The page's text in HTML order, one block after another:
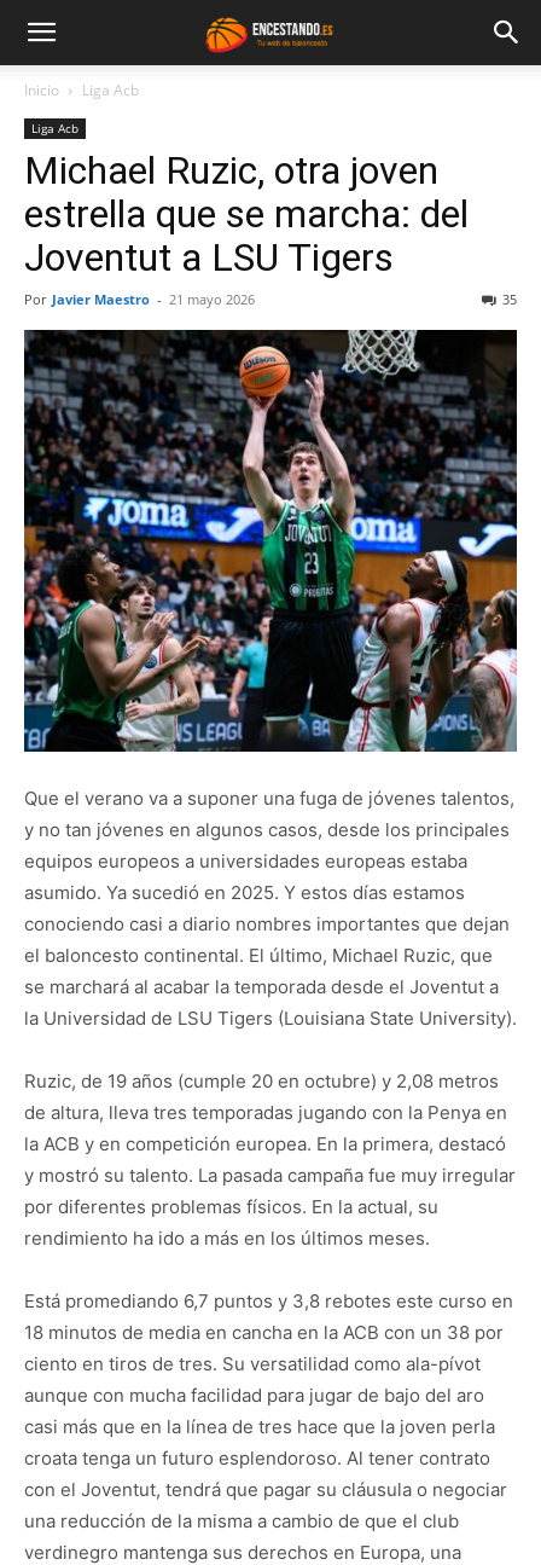
Inicio Liga Acb
Liga Acb
Michael Ruzic, otra joven
estrella que se marcha: del
Joventut a LSU Tigers
Por Javier Maestro - 21 mayo 2026 35
Que el verano va a suponer una fuga de jóvenes talentos,
y no tan jóvenes en algunos casos, desde los principales
equipos europeos a universidades europeas estaba
asumido. Ya sucedió en 2025. Y estos días estamos
conociendo casi a diario nombres importantes que dejan
el baloncesto continental. El último, Michael Ruzic, que
se marchará al acabar la temporada desde el Joventut a
la Universidad de LSU Tigers (Louisiana State University).
Ruzic, de 19 años (cumple 20 en octubre) y 2,08 metros
de altura, lleva tres temporadas jugando con la Penya en
la ACB y en competición europea. En la primera, destacó
y mostró su talento. La pasada campaña fue muy irregular
por diferentes problemas físicos. En la actual, su
rendimiento ha ido a más en los últimos meses.
Está promediando 6,7 puntos y 3,8 rebotes este curso en
18 minutos de media en cancha en la ACB con un 38 por
ciento en tiros de tres. Su versatilidad como ala-pívot
aunque con mucha facilidad para jugar de bajo del aro
casi más que en la línea de tres hace que la joven perla
croata tenga un futuro esplendoroso. Al tener contrato
con el Joventut, tendrá que pagar su cláusula o negociar
una reducción de la misma a cambio de que el club
verdinegro mantenga sus derechos en Europa, una